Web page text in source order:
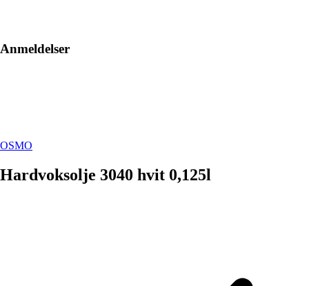
Anmeldelser
OSMO
Hardvoksolje 3040 hvit 0,125l